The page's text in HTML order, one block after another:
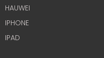
HAUWEI
IPHONE
IPAD